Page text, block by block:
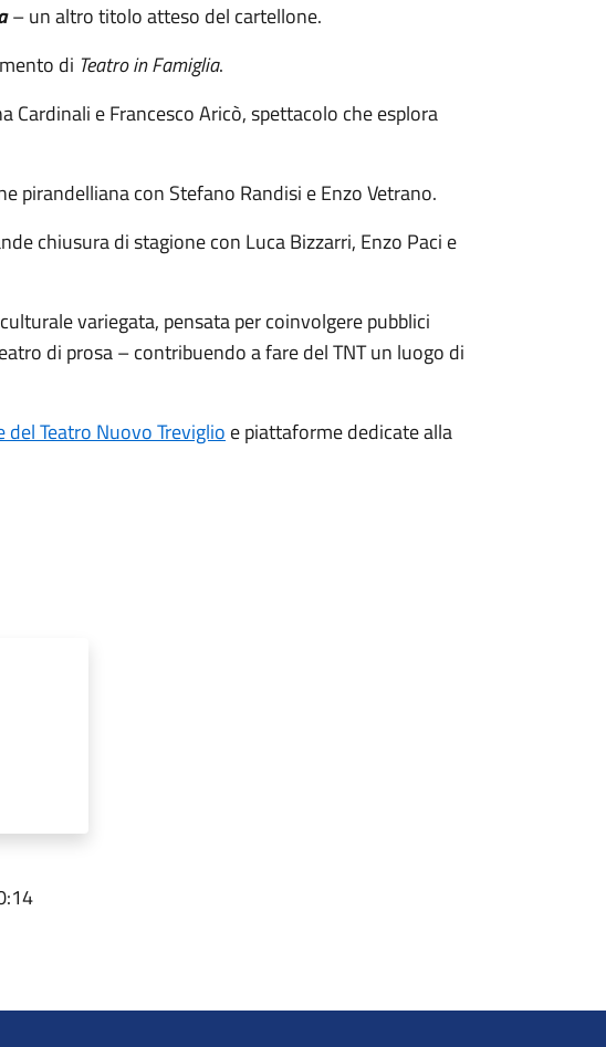
– un altro titolo atteso del cartellone.
di Teatro in Famiglia.
Cardinali e Francesco Aricò, spettacolo che esplora
pirandelliana con Stefano Randisi e Enzo Vetrano.
chiusura di stagione con Luca Bizzarri, Enzo Paci e
variegata, pensata per coinvolgere pubblici
di prosa – contribuendo a fare del TNT un luogo di
Teatro Nuovo Treviglio e piattaforme dedicate alla